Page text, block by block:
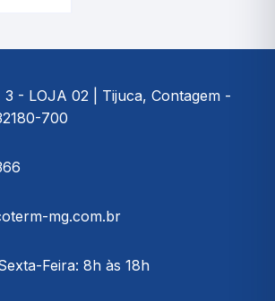
3 - LOJA 02 | Tijuca, Contagem -
700
mg.com.br
Feira: 8h às 18h